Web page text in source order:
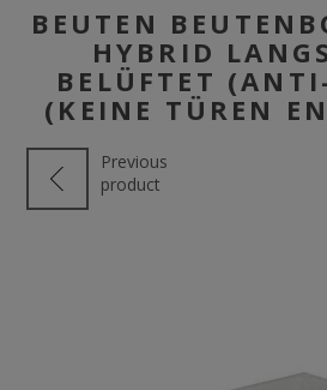
BEUTEN
HYBRID
BELÜFTET
(KEINE TÜREN
Previous
product